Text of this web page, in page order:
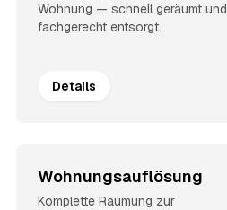
Wohnung — schnell geräumt und
fachgerecht entsorgt.
Details
Wohnungsauflösung
Komplette Räumung zur